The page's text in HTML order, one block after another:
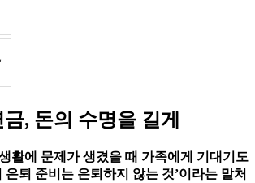
, 돈의 수명을 길게
활에 문제가 생겼을 때 가족에게 기대기도
은퇴 준비는 은퇴하지 않는 것’이라는 말처